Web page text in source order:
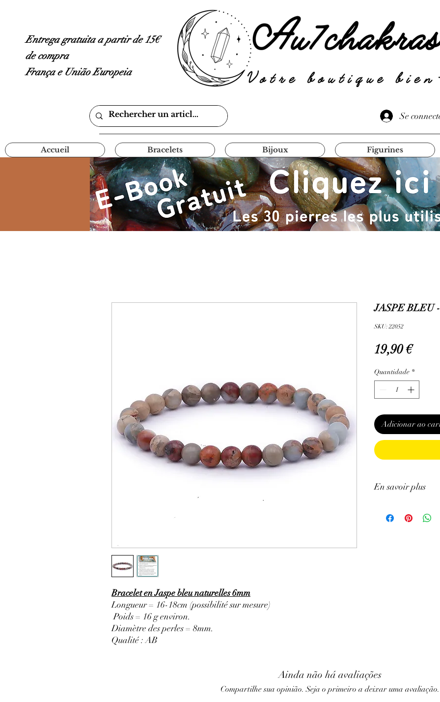
Entrega gratuita a partir de 15€
de compra
França e União Europeia
Se
Accueil Bracelets Bijoux Figurines
Bracelet en Jaspe bleu naturelles 6mm
Longueur = 16-18cm (possibilité sur mesure)
Poids = 16 g environ.
Diamètre des perles = 8mm.
Qualité : AB
JASPE BLEU
SKU: 22052
19,90 €Preço
Quantidade *
Adicionar ao
En savoir plus
n'exclut en aucun
Ainda não há avaliações
Compartilhe sua opinião. Seja o primeiro a deixar uma avaliação.